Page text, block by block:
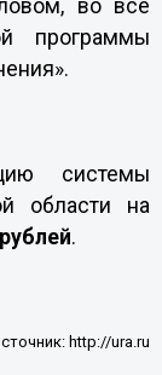
во все
программы
системы
области на
.
http://ura.ru